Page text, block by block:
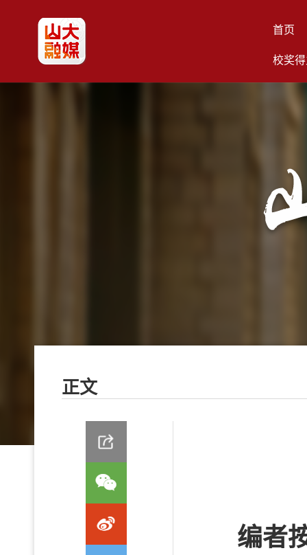
首页
校奖
正文
编者